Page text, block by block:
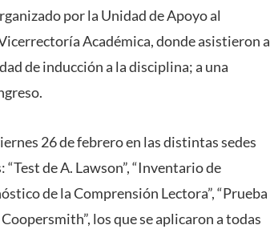
por la Unidad de Apoyo al
Académica, donde asistieron a
de inducción a la disciplina; a una
26 de febrero en las distintas sedes
de A. Lawson”, “Inventario de
de la Comprensión Lectora”, “Prueba
los que se aplicaron a todas